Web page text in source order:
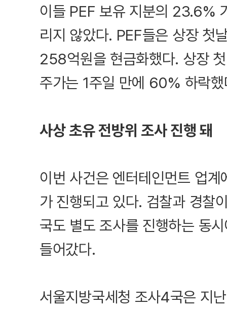
이들 PEF 보유 지분의 23.6%
리지 않았다. PEF들은 상장
258억원을 현금화했다. 상장
주가는 1주일 만에 60% 하락
사상 초유 전방위 조사 진행 돼
이번 사건은 엔터테인먼트 업
가 진행되고 있다. 검찰과 경찰
국도 별도 조사를 진행하는 동
들어갔다.
서울지방국세청 조사4국은 지